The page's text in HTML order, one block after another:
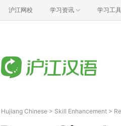
沪江网校 学习资讯 学习工具
Hujiang Chinese > Skill Enhancement >